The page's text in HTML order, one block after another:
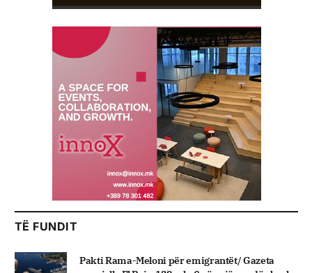
TË FUNDIT
Pakti Rama-Meloni për emigrantët/ Gazeta